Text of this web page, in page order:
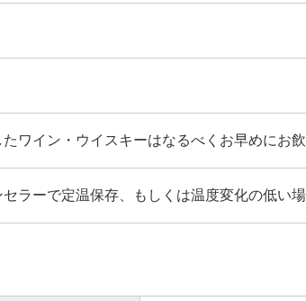
たワイン・ウイスキーはなるべくお早めにお
セラーで定温保存、もしくは温度変化の低い